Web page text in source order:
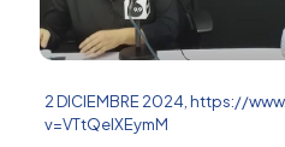
2 DICIEMBRE 2024, https://
v=VTtQeIXEymM